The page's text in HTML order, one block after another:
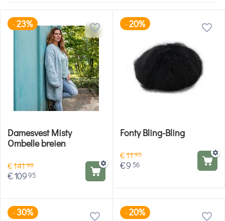
-23%
Damesvest Misty
Ombelle breien
€14190
€10995
-20%
Fonty Bling-Bling
€1195
€9 56
-30% -20%